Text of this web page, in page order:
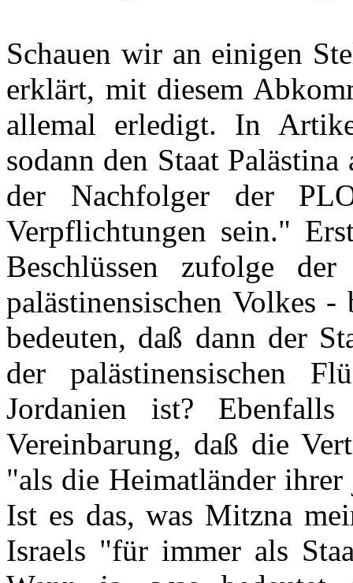
Schauen wir an einigen
erklärt, mit diesem
allemal erledigt. In
sodann den Staat
der Nachfolger der
Verpflichtungen sein."
Beschlüssen zufolge
palästinensischen Volkes
bedeuten, daß dann der
der palästinensischen
Jordanien ist?
Vereinbarung, daß die
"als die Heimatländer
Ist es das, was Mitzna
Israels "für immer als